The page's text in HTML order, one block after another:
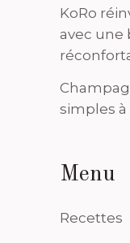
KoRo
avec une
simples à
Menu
Recettes